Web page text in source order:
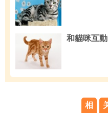
和貓咪互
相